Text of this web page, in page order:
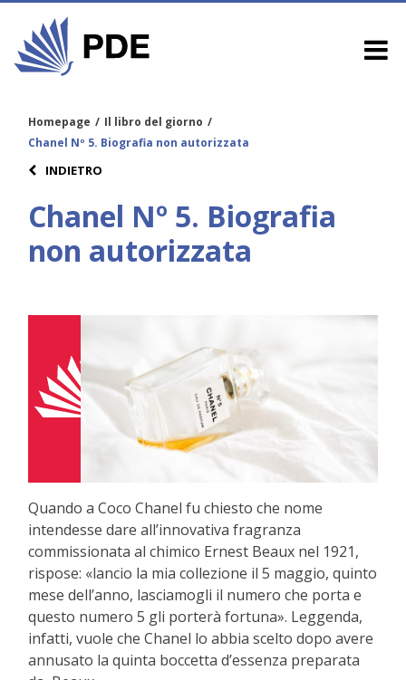
Homepage / Il libro del giorno /
Chanel Nº 5. Biografia non autorizzata
INDIETRO
Chanel Nº 5. Biografia
non autorizzata
Quando a Coco Chanel fu chiesto che nome
intendesse dare all’innovativa fragranza
commissionata al chimico Ernest Beaux nel 1921,
rispose: «lancio la mia collezione il 5 maggio, quinto
mese dell’anno, lasciamogli il numero che porta e
questo numero 5 gli porterà fortuna». Leggenda,
infatti, vuole che Chanel lo abbia scelto dopo avere
annusato la quinta boccetta d’essenza preparata